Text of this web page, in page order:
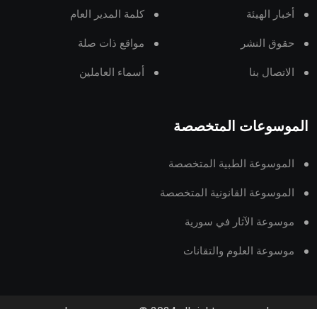
أخبار الهيئة كلمة المدير العام
حقوق النشر مواقع ذات صلة
الاتصال بنا أسماء العاملين
الموسوعات المتخصصة
الموسوعة الطبية المتخصصة
الموسوعة القانونية المتخصصة
موسوعة الآثار في سورية
موسوعة العلوم والتقانات